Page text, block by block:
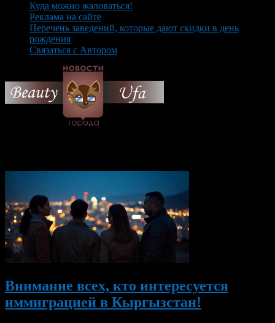
Куда можно жаловаться!
Реклама на сайте
Перечень заведений, которые дают скидки в день
рождения
Связаться с Автором
Внимание всех, кто интересуется
иммиграцией в Кыргызстан!